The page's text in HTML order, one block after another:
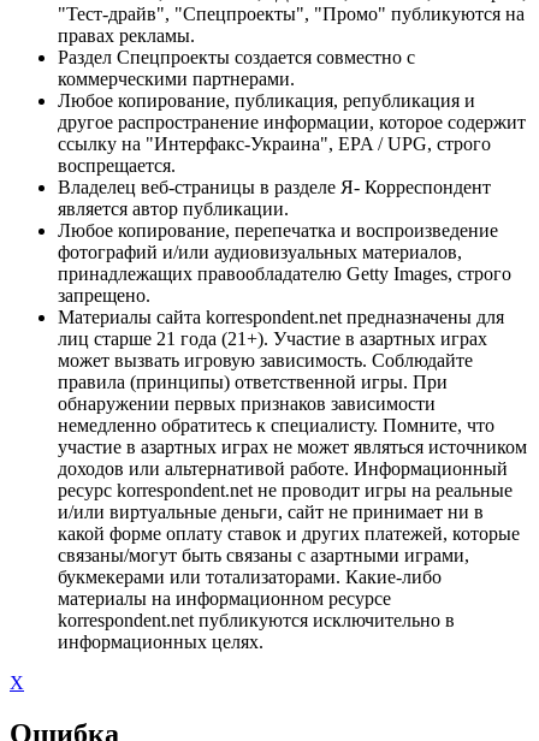
"Тест-драйв", "Спецпроекты", "Промо" публикуются на
правах рекламы.
Раздел Спецпроекты создается совместно с
коммерческими партнерами.
Любое копирование, публикация, републикация и
другое распространение информации, которое содержит
ссылку на "Интерфакс-Украина", EPA / UPG, строго
воспрещается.
Владелец веб-страницы в разделе Я- Корреспондент
является автор публикации.
Любое копирование, перепечатка и воспроизведение
фотографий и/или аудиовизуальных материалов,
принадлежащих правообладателю Getty Images, строго
запрещено.
Материалы сайта korrespondent.net предназначены для
лиц старше 21 года (21+). Участие в азартных играх
может вызвать игровую зависимость. Соблюдайте
правила (принципы) ответственной игры. При
обнаружении первых признаков зависимости
немедленно обратитесь к специалисту. Помните, что
участие в азартных играх не может являться источником
доходов или альтернативой работе. Информационный
ресурс korrespondent.net не проводит игры на реальные
и/или виртуальные деньги, сайт не принимает ни в
какой форме оплату ставок и других платежей, которые
связаны/могут быть связаны с азартными играми,
букмекерами или тотализаторами. Какие-либо
материалы на информационном ресурсе
korrespondent.net публикуются исключительно в
информационных целях.
X
Ошибка